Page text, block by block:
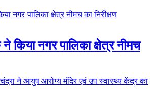
नगर पालिका क्षेत्र नीमच